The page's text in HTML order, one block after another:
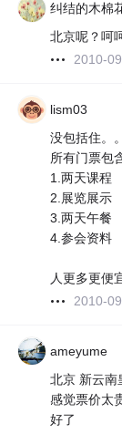
纠结的木棉
北京呢？呵
2010-
lism03
没包括住。
所有门票包
1.两天课程
2.展览展示
3.两天午餐
4.参会资料
人更多更便
2010-
ameyume
北京 新云南
感觉票价太
好了